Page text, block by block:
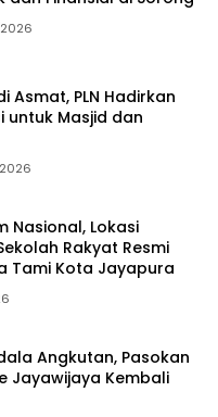
Asmat, PLN Hadirkan
untuk Masjid dan
Nasional, Lokasi
Rakyat Resmi
Tami Kota Jayapura
Angkutan, Pasokan
Jayawijaya Kembali